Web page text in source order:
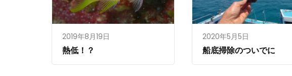
2019年8月19日
熱低！？
2020年5月5日
船底掃除のついでに